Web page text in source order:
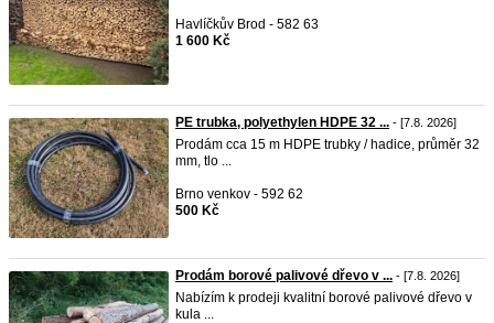
Havlíčkův Brod - 582 63
1 600 Kč
PE trubka, polyethylen HDPE 32 ... - [7.8. 2026]
Prodám cca 15 m HDPE trubky / hadice, průměr 32
mm, tlo ...
Brno venkov - 592 62
500 Kč
Prodám borové palivové dřevo v ... - [7.8. 2026]
Nabízím k prodeji kvalitní borové palivové dřevo v
kula ...